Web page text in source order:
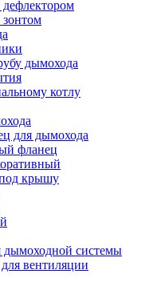
дымохода
котлу
для дымохода
фланец
крышу
системы
вентиляции